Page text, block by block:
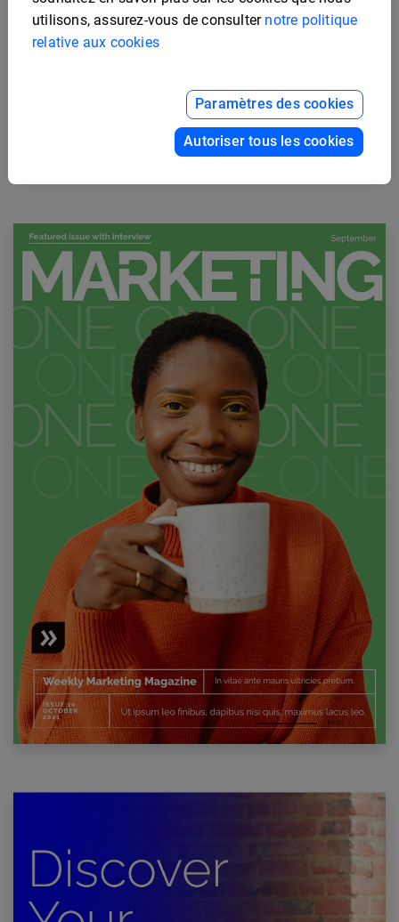
utilisons, assurez-vous de consulter notre politique
relative aux cookies
Paramètres des cookies
Autoriser tous les cookies